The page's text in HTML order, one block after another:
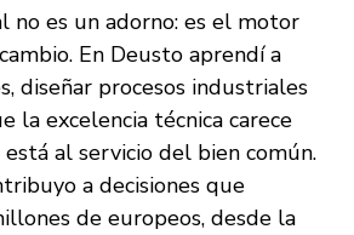
no es un adorno: es el motor
En Deusto aprendí a
diseñar procesos industriales
la excelencia técnica carece
al servicio del bien común.
a decisiones que
de europeos, desde la